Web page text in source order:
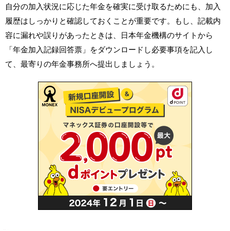
自分の加入状況に応じた年金を確実に受け取るためにも、加入
履歴はしっかりと確認しておくことが重要です。もし、記載内
容に漏れや誤りがあったときは、日本年金機構のサイトから
「年金加入記録回答票」をダウンロードし必要事項を記入し
て、最寄りの年金事務所へ提出しましょう。